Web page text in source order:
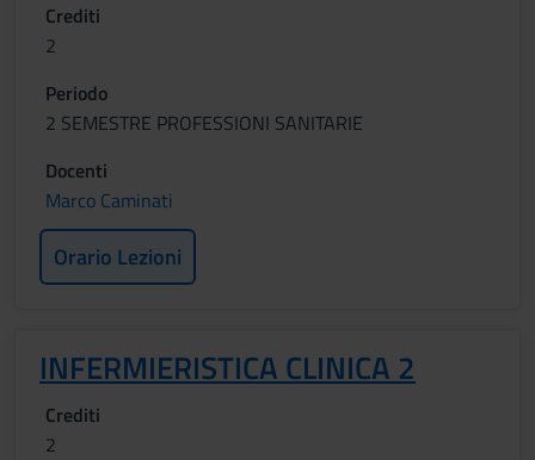
Crediti
2
Periodo
2 SEMESTRE PROFESSIONI SANITARIE
Docenti
Marco Caminati
Orario Lezioni
INFERMIERISTICA CLINICA 2
Crediti
2